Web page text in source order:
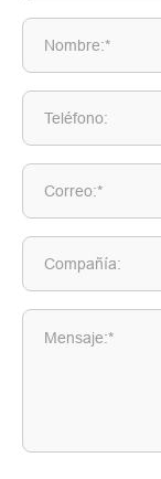
Nombre:*
Teléfono:
Correo:*
Compañía:
Mensaje:*